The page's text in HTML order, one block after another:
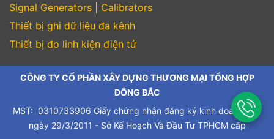
Signal Generators | Calibrators
Thiết bị ghi dữ liệu đa kênh
Thiết bị đo linh kiện điện tử
CÔNG TY CỔ PHẦN XÂY DỰNG THƯƠNG MẠI TỔNG HỢP
ĐÔNG BẮC
MST: 0310733906 Giấy chứng nhận đăng ký kinh doanh cấp
ngày 29/3/2011 - Sở Kế Hoạch Và Đầu Tư TPHCM cấp